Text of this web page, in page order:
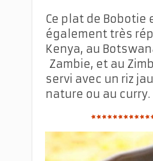
Ce plat de Bobotie
également très
Kenya, au
Zambie, et au
servi avec un riz
nature ou au curry.